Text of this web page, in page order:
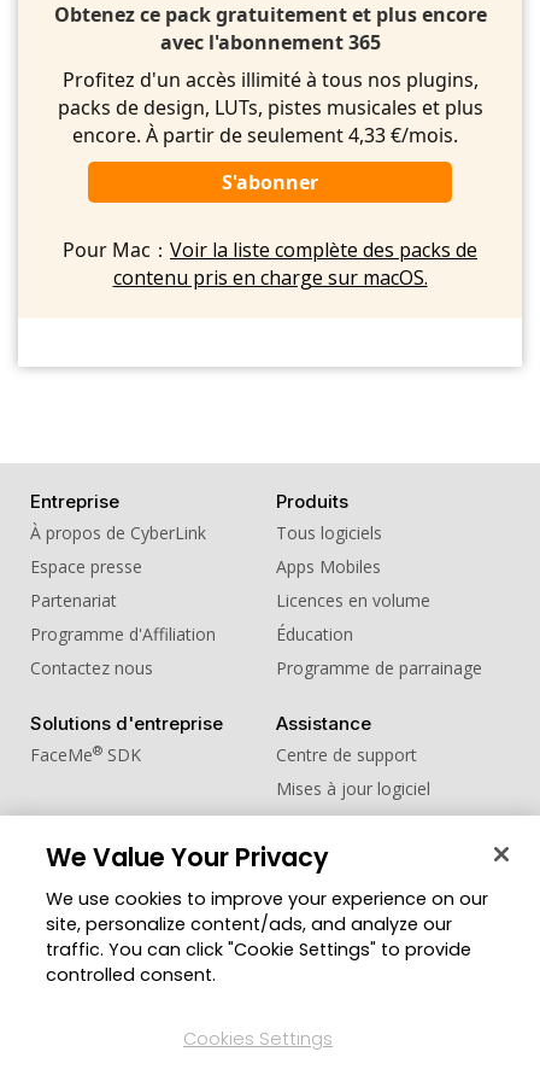
Obtenez ce pack gratuitement et plus encore
avec l'abonnement 365
Profitez d'un accès illimité à tous nos plugins,
packs de design, LUTs, pistes musicales et plus
encore. À partir de seulement 4,33 €/mois.
S'abonner
Pour Mac： Voir la liste complète des packs de
contenu pris en charge sur macOS.
Entreprise
À propos de CyberLink
Espace presse
Partenariat
Programme d'Affiliation
Contactez nous
Produits
Tous logiciels
Apps Mobiles
Licences en volume
Éducation
Programme de parrainage
Solutions d'entreprise
FaceMe® SDK
Assistance
Centre de support
Mises à jour logiciel
Centre d'apprentissage
Zone des Membres
Blog
Changer de région
We Value Your Privacy
We use cookies to improve your experience on our
site, personalize content/ads, and analyze our
traffic. You can click "Cookie Settings" to provide
controlled consent.
Cookies Settings